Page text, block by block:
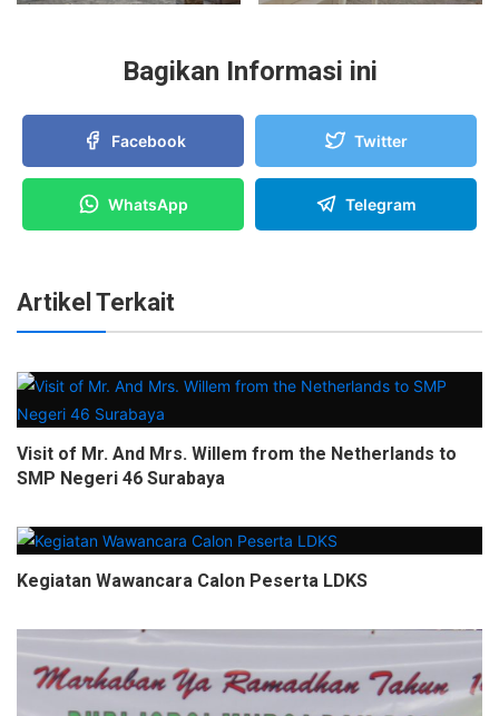
Bagikan Informasi ini
Facebook Twitter
WhatsApp Telegram
Artikel Terkait
Visit of Mr. And Mrs. Willem from the Netherlands to
SMP Negeri 46 Surabaya
Kegiatan Wawancara Calon Peserta LDKS